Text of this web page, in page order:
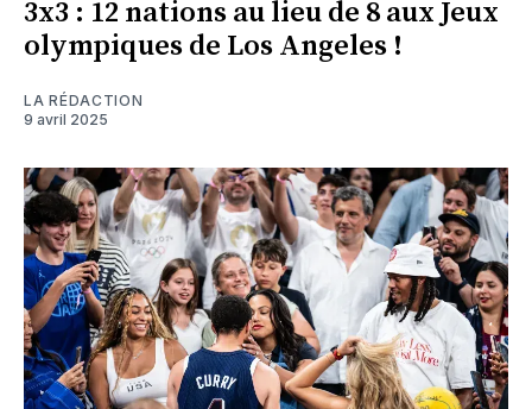
3x3 : 12 nations au lieu de 8 aux Jeux
olympiques de Los Angeles !
LA RÉDACTION
9 avril 2025